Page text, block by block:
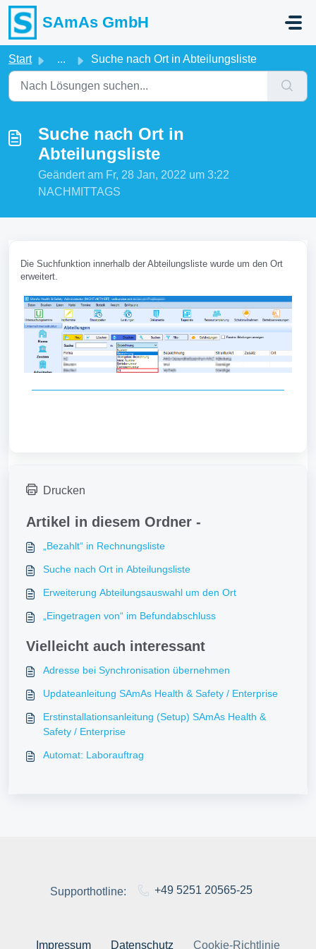
Zum hauptsächlichen Inhalt gehen
SAmAs GmbH
Start ... Suche nach Ort in Abteilungsliste
Suche nach Ort in
Abteilungsliste
Geändert am Fr, 28 Jan, 2022 um 3:22
NACHMITTAGS
Die Suchfunktion innerhalb der Abteilungsliste wurde um den Ort
erweitert.
Drucken
Artikel in diesem Ordner -
„Bezahlt“ in Rechnungsliste
Suche nach Ort in Abteilungsliste
Erweiterung Abteilungsauswahl um den Ort
„Eingetragen von“ im Befundabschluss
Vielleicht auch interessant
Adresse bei Synchronisation übernehmen
Updateanleitung SAmAs Health & Safety / Enterprise
Erstinstallationsanleitung (Setup) SAmAs Health &
Safety / Enterprise
Automat: Laborauftrag
Supporthotline: +49 5251 20565-25
Impressum Datenschutz Cookie-Richtlinie